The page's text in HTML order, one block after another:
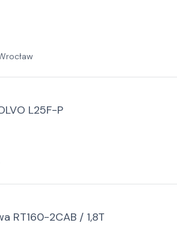
L25F-P
RT160-2CAB / 1,8T